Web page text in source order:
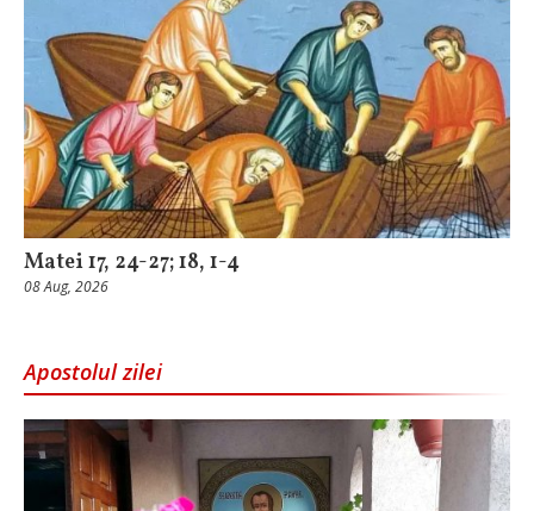
Matei 17, 24-27; 18, 1-4
08 Aug, 2026
Apostolul zilei